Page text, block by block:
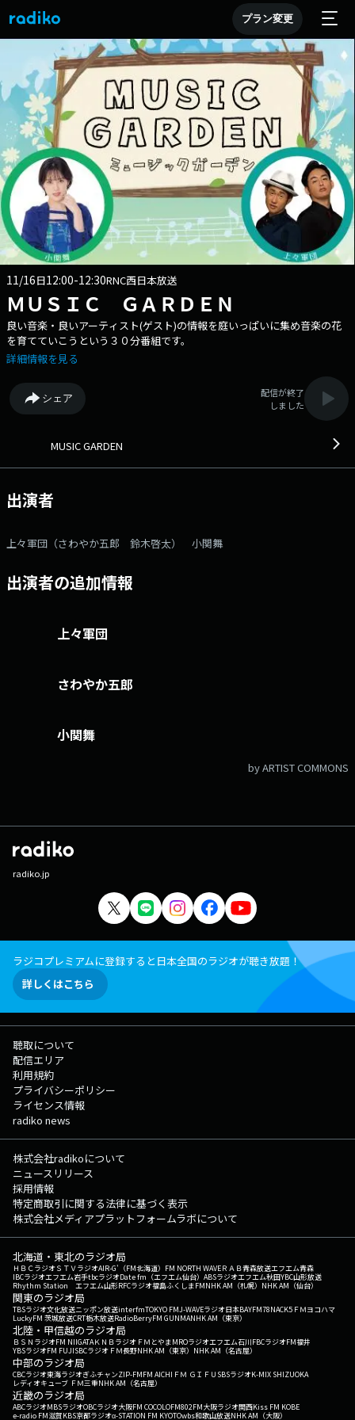
プラン変更
11/16日12:00-12:30RNC西日本放送
ＭＵＳＩＣ ＧＡＲＤＥＮ
良い音楽・良いアーティスト(ゲスト)の情報を庭いっぱいに集め音楽の花
を育てていこうという３０分番組です。
詳細情報を見る
シェア
配信が終了
しました
MUSIC GARDEN
出演者
上々軍団（さわやか五郎 鈴木啓太） 小関舞
出演者の追加情報
上々軍団
さわやか五郎
小関舞
by ARTIST COMMONS
radiko.jp
ラジコプレミアムに登録すると日本全国のラジオが聴き放題！
詳しくはこちら
聴取について
配信エリア
利用規約
プライバシーポリシー
ライセンス情報
radiko news
株式会社radikoについて
ニュースリリース
採用情報
特定商取引に関する法律に基づく表示
株式会社メディアプラットフォームラボについて
北海道・東北のラジオ局
ＨＢＣラジオＳＴＶラジオAIR-G'（FM北海道） FM NORTH WAVEＲＡＢ青森放送エフエム青森
IBCラジオエフエム岩手tbcラジオDate fm（エフエム仙台） ABSラジオエフエム秋田YBC山形放送
Rhythm Station エフエム山形RFCラジオ福島ふくしまFMNHK AM（札幌） NHK AM（仙台）
関東のラジオ局
TBSラジオ文化放送ニッポン放送interfmTOKYO FMJ-WAVEラジオ日本BAYFM78NACK5 ＦＭヨコハマ
LuckyFM 茨城放送CRT栃木放送RadioBerryFM GUNMANHK AM（東京）
北陸・甲信越のラジオ局
ＢＳＮラジオFM NIIGATAＫＮＢラジオ ＦＭとやまMROラジオエフエム石川FBCラジオFM福井
YBSラジオFM FUJISBCラジオ ＦＭ長野NHK AM（東京） NHK AM（名古屋）
中部のラジオ局
CBCラジオ東海ラジオぎふチャンZIP-FMFM AICHI ＦＭ ＧＩＦＵ SBSラジオK-MIX SHIZUOKA
レディオキューブ ＦＭ三重NHK AM（名古屋）
近畿のラジオ局
ABCラジオMBSラジオOBCラジオ大阪FM COCOLOFM802FM大阪ラジオ関西Kiss FM KOBE
e-radio FM滋賀KBS京都ラジオα-STATION FM KYOTOwbs和歌山放送NHK AM（大阪）